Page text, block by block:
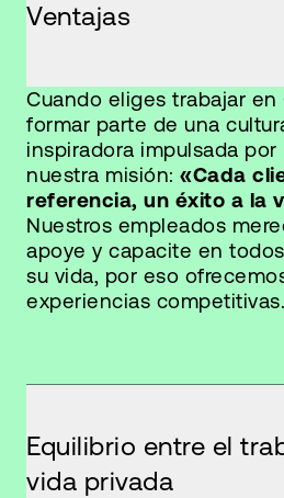
Ventajas
Cuando eliges trabajar en
formar parte de una
inspiradora impulsada
nuestra misión: «Cada
referencia, un éxito a la
Nuestros empleados
apoye y capacite en
su vida, por eso
experiencias competitivas.
Equilibrio entre el
vida privada